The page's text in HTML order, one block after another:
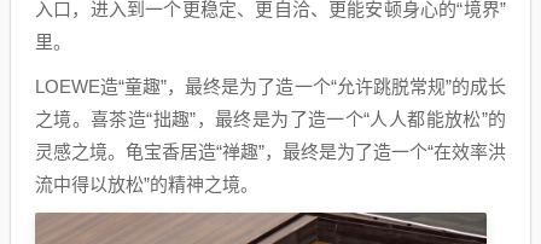
入口，进入到一个更稳定、更自洽、更能安顿身心的“境界”
里。
LOEWE造“童趣”，最终是为了造一个“允许跳脱常规”的成长
之境。喜茶造“拙趣”，最终是为了造一个“人人都能放松”的
灵感之境。龟宝香居造“禅趣”，最终是为了造一个“在效率洪
流中得以放松”的精神之境。